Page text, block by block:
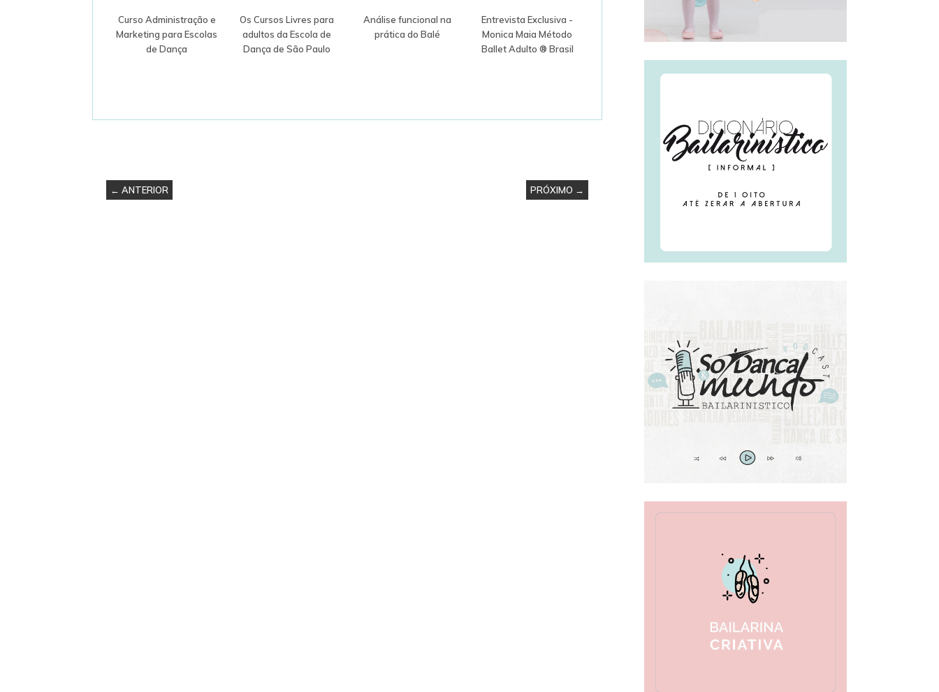
Curso Administração e
Marketing para Escolas
de Dança
Os Cursos Livres para
adultos da Escola de
Dança de São Paulo
Análise funcional na
prática do Balé
Entrevista Exclusiva -
Monica Maia Método
Ballet Adulto ® Brasil
← ANTERIOR PRÓXIMO →